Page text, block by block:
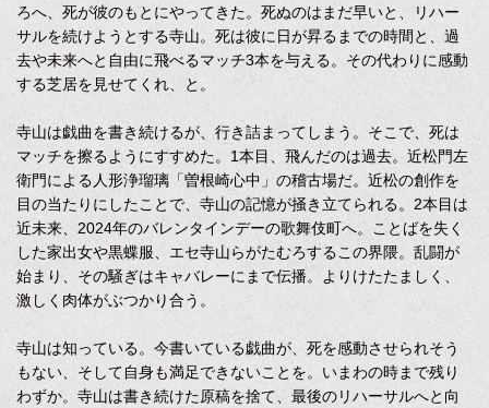
ろへ、死が彼のもとにやってきた。死ぬのはまだ早いと、リハー
サルを続けようとする寺山。死は彼に日が昇るまでの時間と、過
去や未来へと自由に飛べるマッチ3本を与える。その代わりに感動
する芝居を見せてくれ、と。
寺山は戯曲を書き続けるが、行き詰まってしまう。そこで、死は
マッチを擦るようにすすめた。1本目、飛んだのは過去。近松門左
衛門による人形浄瑠璃「曽根崎心中」の稽古場だ。近松の創作を
目の当たりにしたことで、寺山の記憶が掻き立てられる。2本目は
近未来、2024年のバレンタインデーの歌舞伎町へ。ことばを失く
した家出女や黒蝶服、エセ寺山らがたむろするこの界隈。乱闘が
始まり、その騒ぎはキャバレーにまで伝播。よりけたたましく、
激しく肉体がぶつかり合う。
寺山は知っている。今書いている戯曲が、死を感動させられそう
もない、そして自身も満足できないことを。いまわの時まで残り
わずか。寺山は書き続けた原稿を捨て、最後のリハーサルへと向